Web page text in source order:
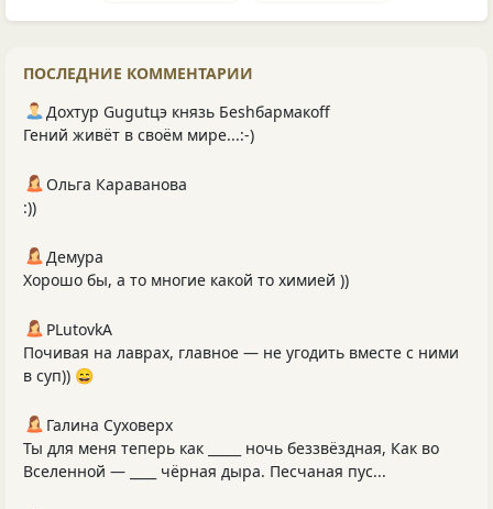
ПОСЛЕДНИЕ КОММЕНТАРИИ
Дохтур Gugutцэ князь Беshбармакоff
Гений живёт в своём мире...:-)
Ольга Караванова
:))
Демура
Хорошо бы, а то многие какой то химией ))
PLutоvkА
Почивая на лаврах, главное — не угодить вместе с ними
в суп)) 😄
Галина Суховерх
Ты для меня теперь как _____ ночь беззвёздная, Как во
Вселенной — ____ чёрная дыра. Песчаная пус...